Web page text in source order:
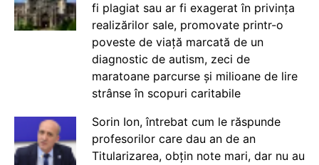
fi plagiat sau ar fi exagerat în privința
realizărilor sale, promovate printr-o
poveste de viață marcată de un
diagnostic de autism, zeci de
maratoane parcurse și milioane de lire
strânse în scopuri caritabile
Sorin Ion, întrebat cum le răspunde
profesorilor care dau an de an
Titularizarea, obțin note mari, dar nu au